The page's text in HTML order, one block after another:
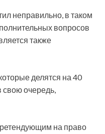
неправильно, в таком
вопросов
также
делятся на 40
свою очередь,
на право